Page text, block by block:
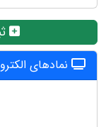
نمادهای